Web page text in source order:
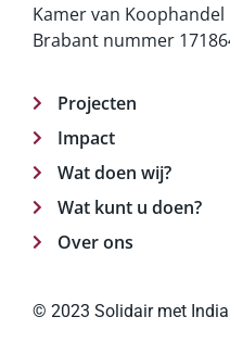
Kamer van Koophandel
Brabant nummer
Projecten
Impact
Wat doen wij?
Wat kunt u doen?
Over ons
© 2023 Solidair met